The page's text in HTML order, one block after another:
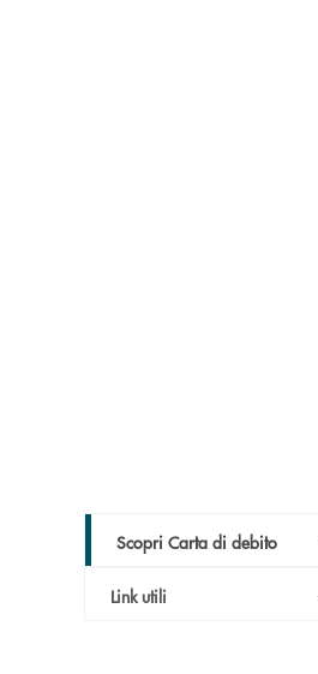
Scopri Carta di debito
Link utili